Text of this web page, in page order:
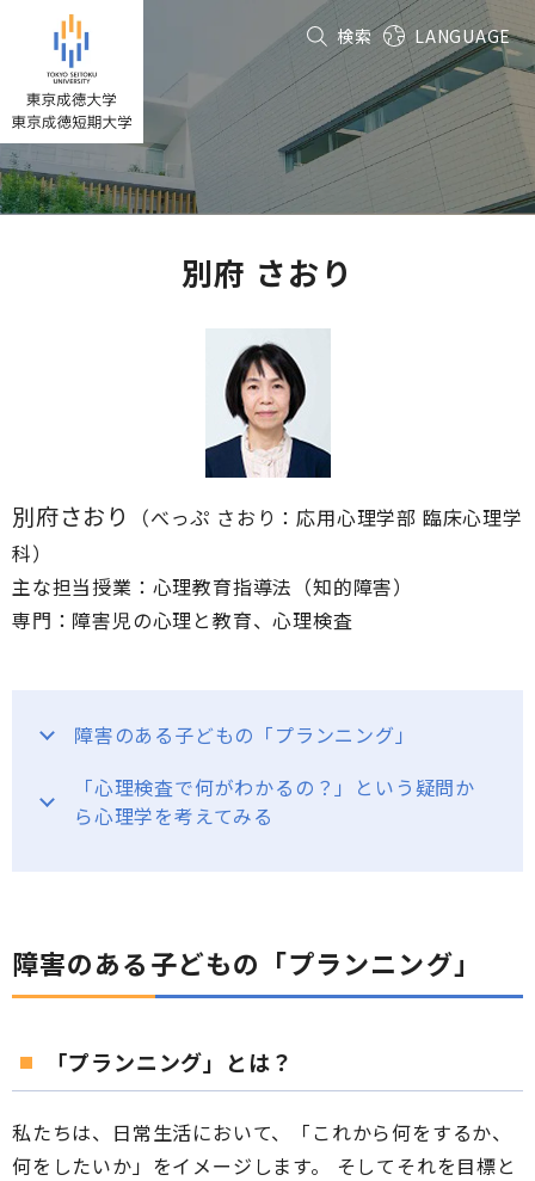
ル
ナ
ビ
ゲ
へ
検索 LANGUAGE
別府 さおり
別府さおり
（べっぷ さおり：応用心理学部 臨床心理学
科）
主な担当授業：心理教育指導法（知的障害）
専門：障害児の心理と教育、心理検査
障害のある子どもの「プランニング」
「心理検査で何がわかるの？」という疑問か
ら心理学を考えてみる
障害のある子どもの「プランニング」
「プランニング」とは？
私たちは、日常生活において、「これから何をするか、
何をしたいか」をイメージします。 そしてそれを目標と